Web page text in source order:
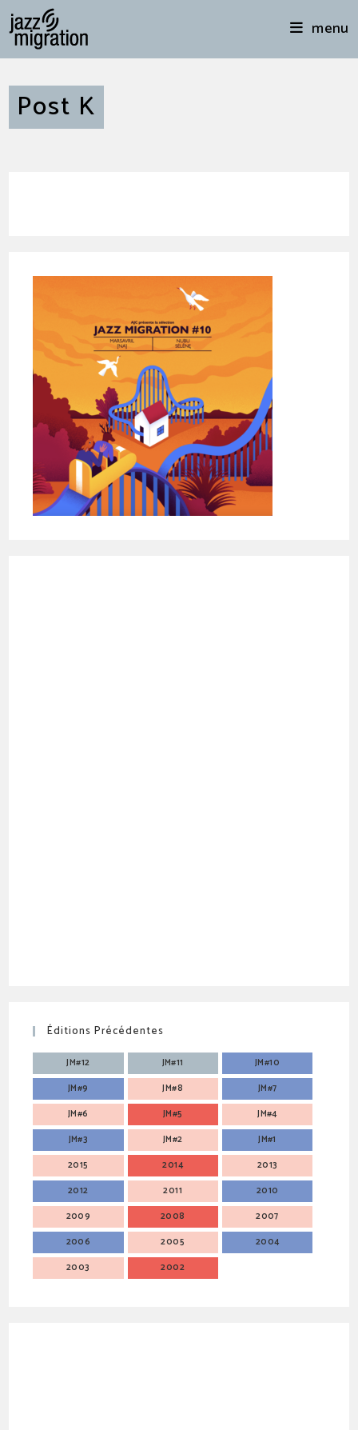
menu
Post K
Éditions Précédentes
JM#12 JM#11
JM#10
JM#9
JM#8
JM#7
JM#6
JM#5
JM#4
JM#3
JM#2
JM#1
2015
2014
2013
2012
2011
2010
2009
2008
2007
2006
2005
2004
2003
2002